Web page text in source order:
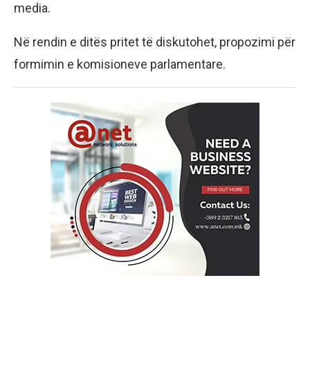
media.
Në rendin e ditës pritet të diskutohet, propozimi për
formimin e komisioneve parlamentare.